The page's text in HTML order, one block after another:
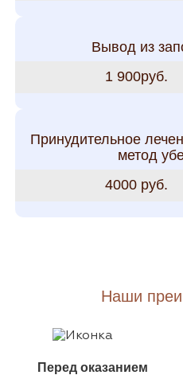
Вывод из
1 900руб.
Принудительное
метод
4000 руб.
Наши
Перед оказанием